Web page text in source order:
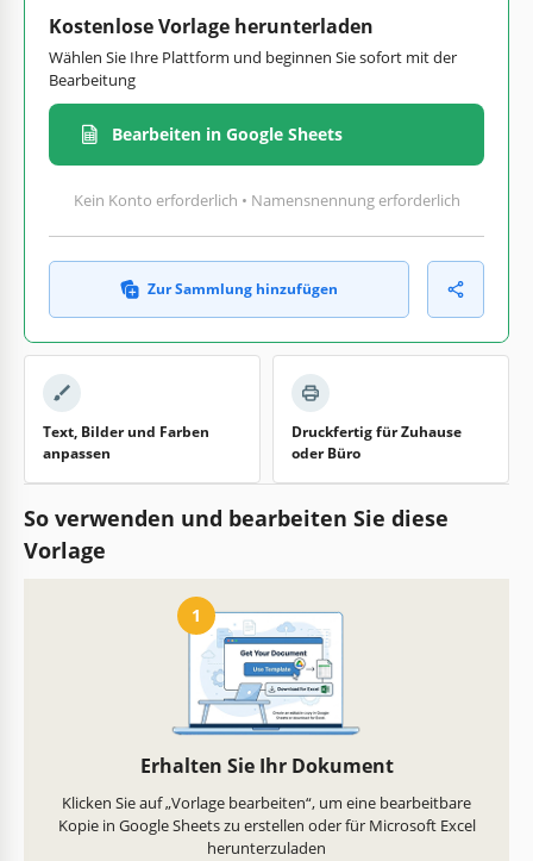
Kostenlose Vorlage herunterladen
Wählen Sie Ihre Plattform und beginnen Sie sofort mit der
Bearbeitung
Bearbeiten in Google Sheets
Kein Konto erforderlich • Namensnennung erforderlich
Zur Sammlung hinzufügen
Text, Bilder und Farben
anpassen
Druckfertig für Zuhause
oder Büro
So verwenden und bearbeiten Sie diese
Vorlage
1
Erhalten Sie Ihr Dokument
Klicken Sie auf „Vorlage bearbeiten“, um eine bearbeitbare
Kopie in Google Sheets zu erstellen oder für Microsoft Excel
herunterzuladen